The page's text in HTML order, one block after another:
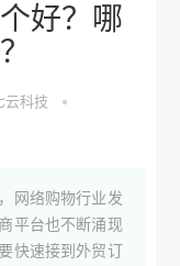
好？哪
云科技
网络购物行业发
平台也不断涌现
快速接到外贸订